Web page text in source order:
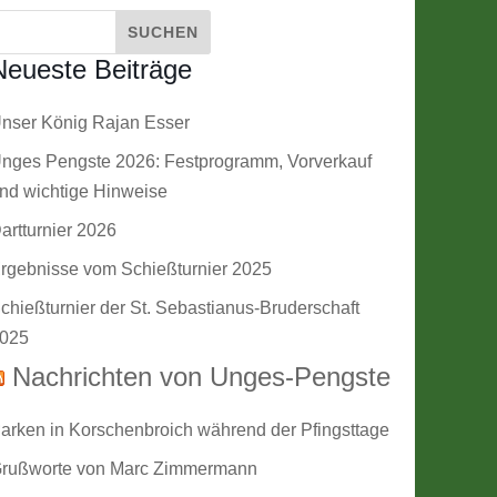
Beiträge
König Rajan Esser
Pengste 2026: Festprogramm, Vorverkauf
wichtige Hinweise
2026
vom Schießturnier 2025
der St. Sebastianus-Bruderschaft
Nachrichten von Unges-Pengste
in Korschenbroich während der Pfingsttage
von Marc Zimmermann